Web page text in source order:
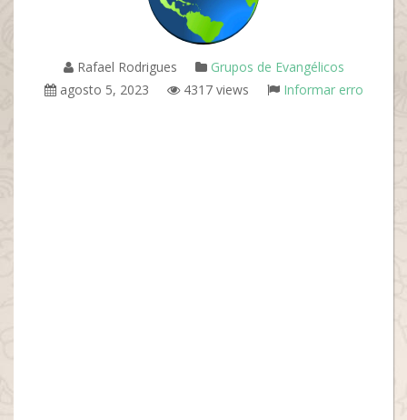
Rafael Rodrigues
Grupos de Evangélicos
agosto 5, 2023
4317 views Informar erro